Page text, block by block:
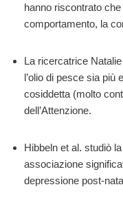
hanno riscontrato
comportamento, la
La ricercatrice
l’olio di pesce sia più
cosiddetta (molto
dell’Attenzione.
Hibbeln et al. studiò
associazione
depressione post-